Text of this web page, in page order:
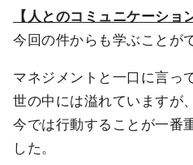
【人とのコミュニケーショ
今回の件からも学ぶことが
マネジメントと一口に言っ
世の中には溢れていますが、
今では行動することが一番
した。